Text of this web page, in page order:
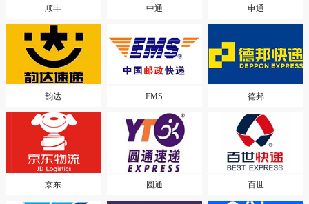
顺丰 中通 申通
韵达 EMS 德邦
京东 圆通 百世